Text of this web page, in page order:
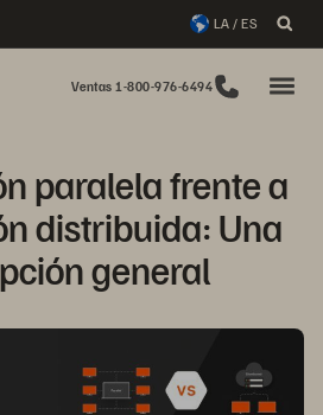
LA / ES
Ventas 1-800-976-6494
paralela frente a
distribuida: Una
general